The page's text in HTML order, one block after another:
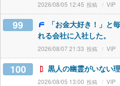
2026/08/05 12:45 VIP
99
「お金大好き！」と
れる会社に入社した。
2026/08/07 21:33 VIP
100 黒人の幽霊がいない
2026/08/05 13:00 VIP